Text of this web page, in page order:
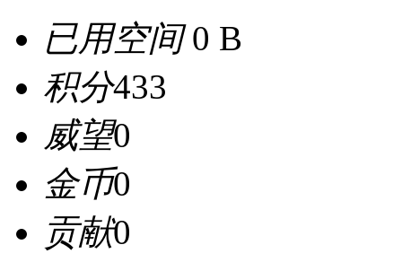
已用空间0 B
积分433
威望0
金币0
贡献0